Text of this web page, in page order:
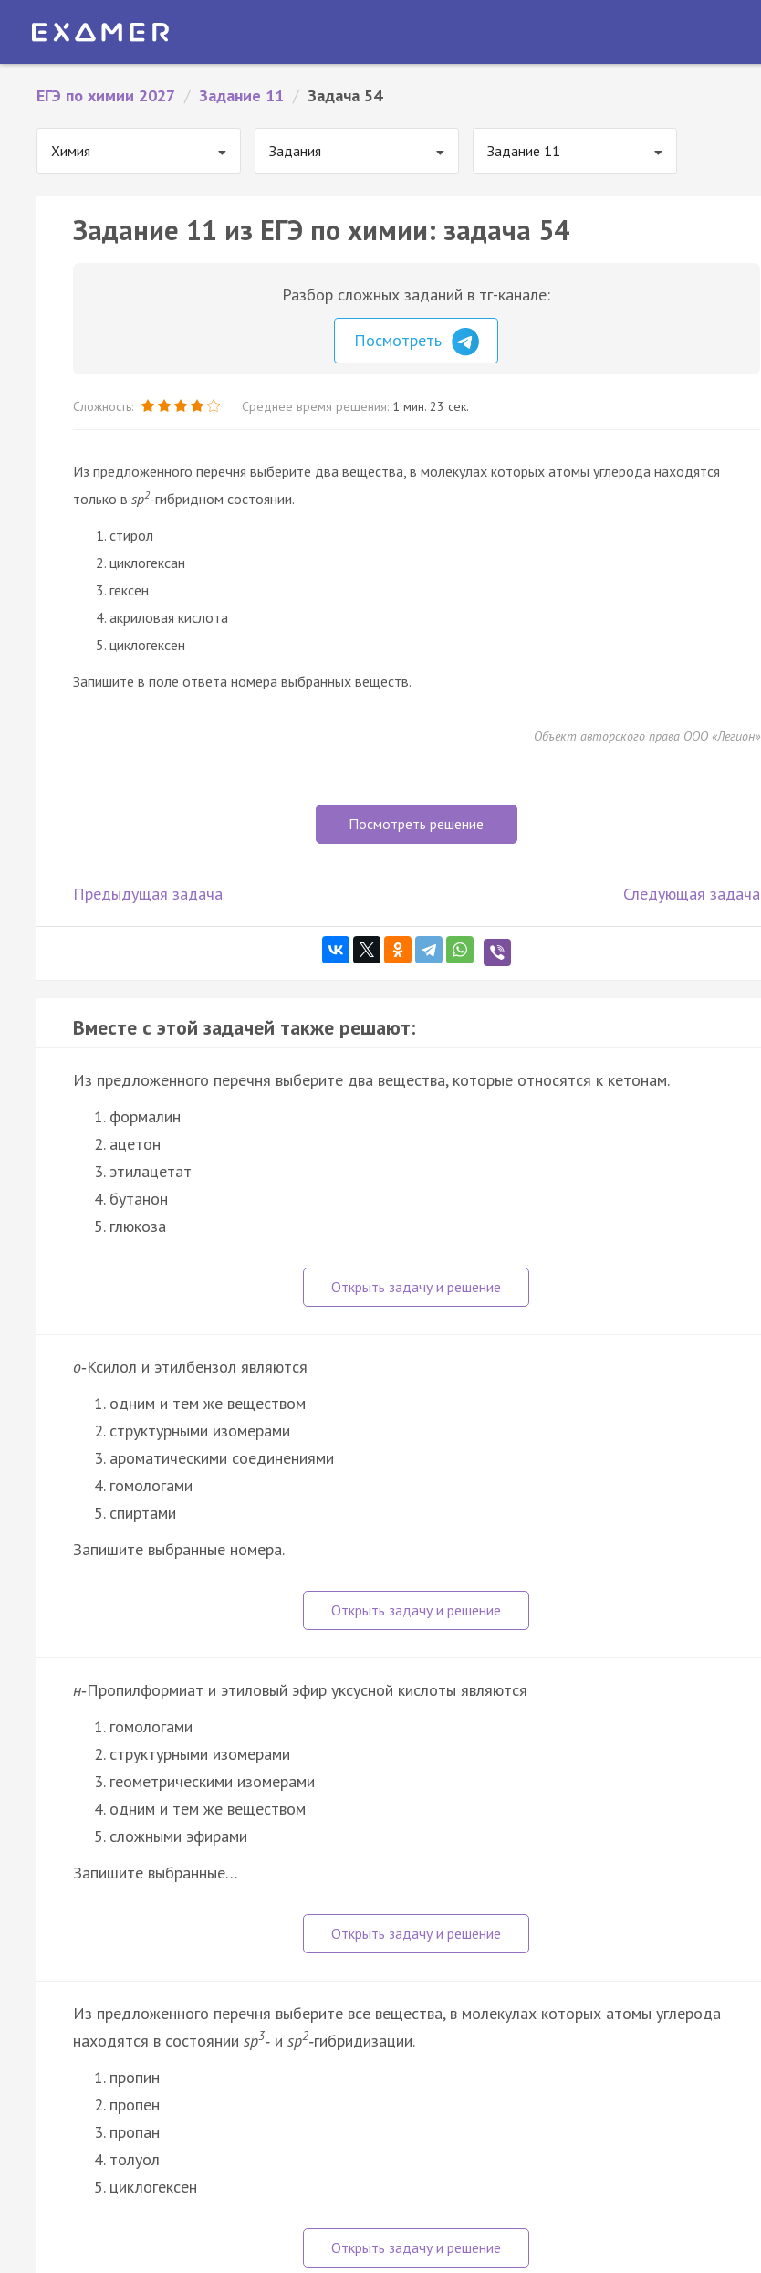
ЕГЭ по химии 2027 / Задание 11 / Задача 54
Химия Задания Задание 11
Задание 11 из ЕГЭ по химии: задача 54
Разбор сложных заданий в тг-канале:
Посмотреть
Сложность: Среднее время решения: 1 мин. 23 сек.
Из предложенного перечня выберите два вещества, в молекулах которых атомы углерода находятся
только в sp2-гибридном состоянии.
стирол
циклогексан
гексен
акриловая кислота
циклогексен
Запишите в поле ответа номера выбранных веществ.
Объект авторского права ООО «Легион»
Посмотреть решение
Предыдущая задача Следующая задача
Вместе с этой задачей также решают:
Из предложенного перечня выберите два вещества, которые относятся к кетонам.
формалин
ацетон
этилацетат
бутанон
глюкоза
о‑Ксилол и этилбензол являются
одним и тем же веществом
структурными изомерами
ароматическими соединениями
гомологами
спиртами
Запишите выбранные номера.
н‑Пропилформиат и этиловый эфир уксусной кислоты являются
гомологами
структурными изомерами
геометрическими изомерами
одним и тем же веществом
сложными эфирами
Запишите выбранные…
Из предложенного перечня выберите все вещества, в молекулах которых атомы углерода
находятся в состоянии sp3‑ и sp2‑гибридизации.
пропин
пропен
пропан
толуол
циклогексен